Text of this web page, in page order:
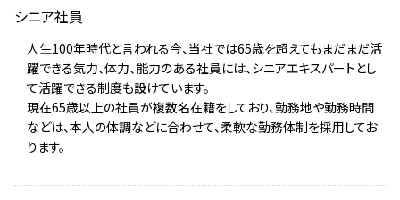
シニア社員
人生100年時代と言われる今、当社では65歳を超えてもまだまだ活
躍できる気力、体力、能力のある社員には、シニアエキスパートとし
て活躍できる制度も設けています。
現在65歳以上の社員が複数名在籍をしており、勤務地や勤務時間
などは、本人の体調などに合わせて、柔軟な勤務体制を採用してお
ります。